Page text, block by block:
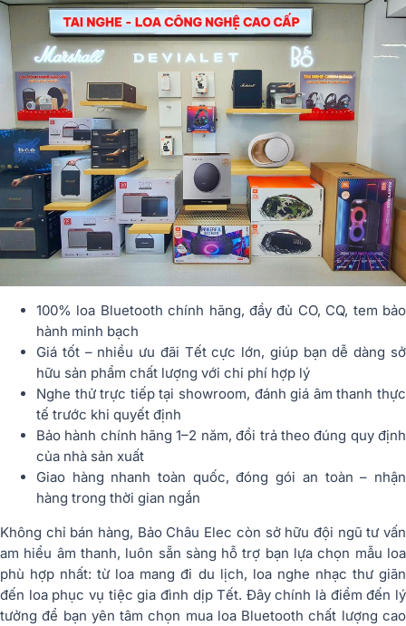
100% loa Bluetooth chính hãng, đầy đủ CO, CQ, tem bảo
hành minh bạch
Giá tốt – nhiều ưu đãi Tết cực lớn, giúp bạn dễ dàng sở
hữu sản phẩm chất lượng với chi phí hợp lý
Nghe thử trực tiếp tại showroom, đánh giá âm thanh thực
tế trước khi quyết định
Bảo hành chính hãng 1–2 năm, đổi trả theo đúng quy định
của nhà sản xuất
Giao hàng nhanh toàn quốc, đóng gói an toàn – nhận
hàng trong thời gian ngắn
Không chỉ bán hàng, Bảo Châu Elec còn sở hữu đội ngũ tư vấn
am hiểu âm thanh, luôn sẵn sàng hỗ trợ bạn lựa chọn mẫu loa
phù hợp nhất: từ loa mang đi du lịch, loa nghe nhạc thư giãn
đến loa phục vụ tiệc gia đình dịp Tết. Đây chính là điểm đến lý
tưởng để bạn yên tâm chọn mua loa Bluetooth chất lượng cao